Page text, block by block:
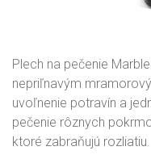
Plech na pečenie
nepriľnavým
uvoľnenie potravín a
pečenie rôznych
ktoré zabraňujú rozliatiu.